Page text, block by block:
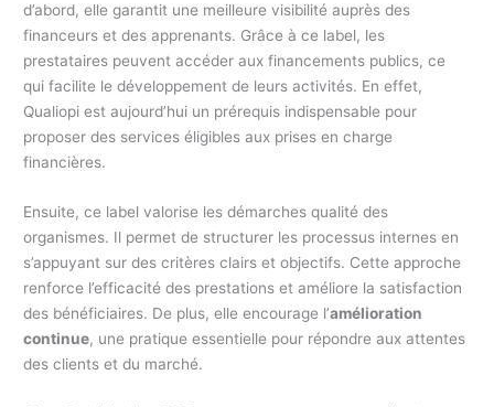
d’abord, elle garantit une meilleure visibilité auprès des
financeurs et des apprenants. Grâce à ce label, les
prestataires peuvent accéder aux financements publics, ce
qui facilite le développement de leurs activités. En effet,
Qualiopi est aujourd’hui un prérequis indispensable pour
proposer des services éligibles aux prises en charge
financières.
Ensuite, ce label valorise les démarches qualité des
organismes. Il permet de structurer les processus internes en
s’appuyant sur des critères clairs et objectifs. Cette approche
renforce l’efficacité des prestations et améliore la satisfaction
des bénéficiaires. De plus, elle encourage l’amélioration
continue, une pratique essentielle pour répondre aux attentes
des clients et du marché.